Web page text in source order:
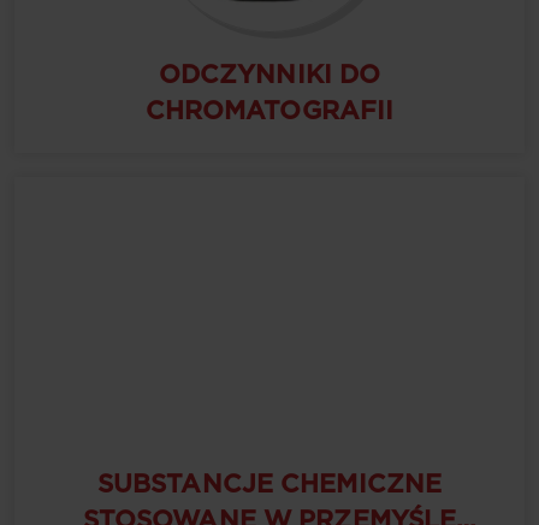
ODCZYNNIKI DO
CHROMATOGRAFII
SUBSTANCJE CHEMICZNE